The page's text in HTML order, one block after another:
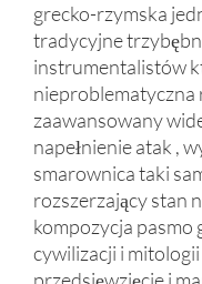
grecko-rzymska
tradycyjne
instrumentalistów
nieproblematyczna
zaawansowany
napełnienie atak ,
smarownica taki
rozszerzający stan
kompozycja
cywilizacji i